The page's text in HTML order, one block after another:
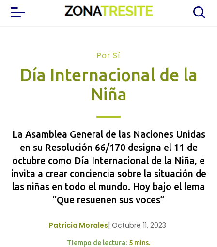
Por Sí
Día Internacional de la
Niña
La Asamblea General de las Naciones Unidas
en su Resolución 66/170 designa el 11 de
octubre como Día Internacional de la Niña, e
invita a crear conciencia sobre la situación de
las niñas en todo el mundo. Hoy bajo el lema
“Que resuenen sus voces”
Patricia Morales| Octubre 11, 2023
Tiempo de lectura: 5 mins.